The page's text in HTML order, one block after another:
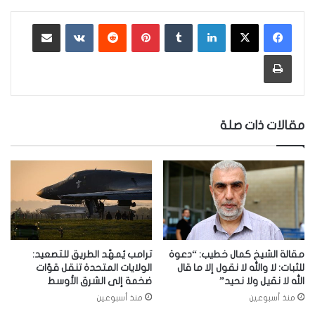
لينكدإن بينتيريست ‏VKontakte
طباعة
مقالات ذات صلة
مقالة الشيخ كمال خطيب: “دعوة
للثبات: لا والله لا نقول إلا ما قال
الله لا نقيل ولا نحيد”
منذ أسبوعين
ترامب يُمهّد الطريق للتصعيد:
الولايات المتحدة تنقل قوّات
ضخمة إلى الشرق الأوسط
منذ أسبوعين